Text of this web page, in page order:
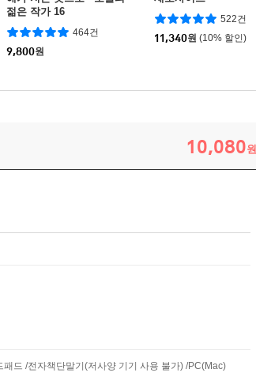
젊은 작가 16
464건
9,800원
522건
11,340원 (10% 할인)
10,080원
드 /전자책단말기(저사양 기기 사용 불가) /PC(Mac)